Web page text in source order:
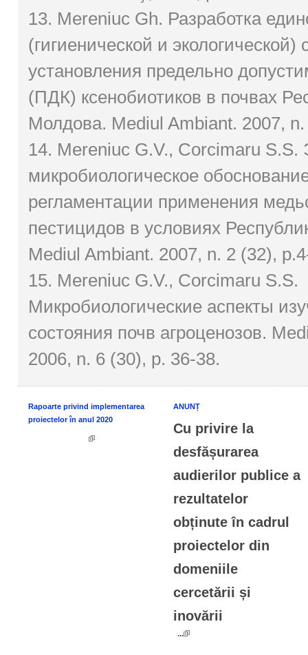
13. Mereniuc Gh. Разработка
(гигиенической и экологической)
установления предельно
(ПДК) ксенобиотиков в почвах
Молдова. Mediul Ambiant. 2007,
14. Mereniuc G.V., Corcimaru S.S.
микробиологическое
регламентации применения
пестицидов в условиях
Mediul Ambiant. 2007, n. 2 (32),
15. Mereniuc G.V., Corcimaru S.S.
Микробиологические аспекты
состояния почв агроценозов.
2006, n. 6 (30), p. 36-38.
Rapoarte privind implementarea
proiectelor în anul 2020
ANUNȚ
Cu privire la
desfășurarea
audierilor publice a
rezultatelor
obținute în cadrul
proiectelor din
domeniile
cercetării și
inovării
...